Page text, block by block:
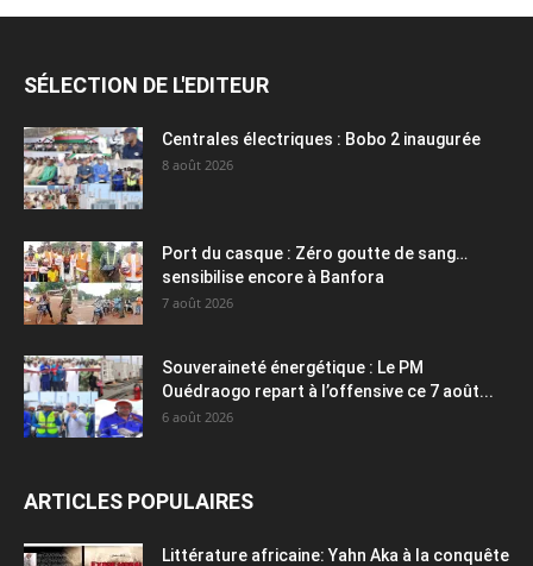
SÉLECTION DE L'EDITEUR
Centrales électriques : Bobo 2 inaugurée
8 août 2026
Port du casque : Zéro goutte de sang…
sensibilise encore à Banfora
7 août 2026
Souveraineté énergétique : Le PM
Ouédraogo repart à l’offensive ce 7 août...
6 août 2026
ARTICLES POPULAIRES
Littérature africaine: Yahn Aka à la conquête